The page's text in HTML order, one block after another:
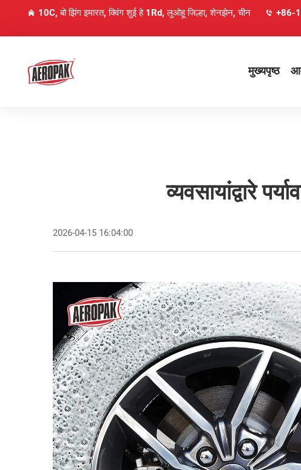
10C, बो झिंग इमारत, क्विंग शुई हे 1Rd, लुओहू जिल्हा, शेनझेन, चीन +86-
मुख्यपृष्ठ
व्यवसायांद्वारे
2026-04-15 16:04:00